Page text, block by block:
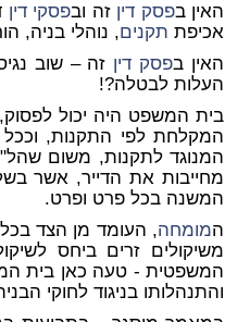
האין בפסק דין זה ובפסקי דין
אכיפת תקנים, נוהלי בניה,
האין בפסק דין זה – שוב
העלות לבטלה?!
בית המשפט היה יכול
המקלחת לפי התקנות,
המנוגד לתקנות, משום
מחייבות את הדייר, אשר
המשנה בכל פרט ופרט.
המומחה, העומד מן הצד
משיקולים זרים ביחס
המשפטית - טעה כאן בית
והתנהלותו בניגוד לחוקי